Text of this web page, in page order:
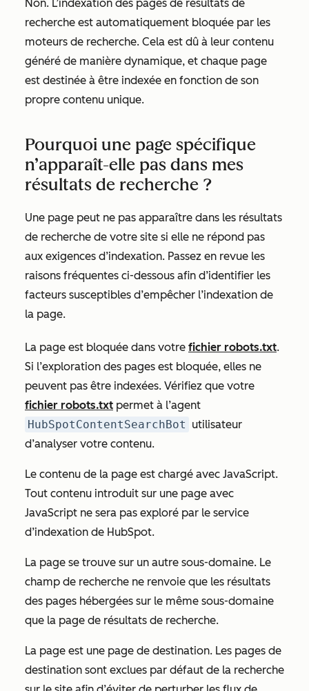
Non. L’indexation des pages de résultats de
recherche est automatiquement bloquée par les
moteurs de recherche. Cela est dû à leur contenu
généré de manière dynamique, et chaque page
est destinée à être indexée en fonction de son
propre contenu unique.
Pourquoi une page spécifique
n’apparaît-elle pas dans mes
résultats de recherche ?
Une page peut ne pas apparaître dans les résultats
de recherche de votre site si elle ne répond pas
aux exigences d’indexation. Passez en revue les
raisons fréquentes ci-dessous afin d’identifier les
facteurs susceptibles d’empêcher l’indexation de
la page.
La page est bloquée dans votre fichier robots.txt.
Si l’exploration des pages est bloquée, elles ne
peuvent pas être indexées. Vérifiez que votre
fichier robots.txt permet à l’agent
HubSpotContentSearchBot utilisateur
d’analyser votre contenu.
Le contenu de la page est chargé avec JavaScript.
Tout contenu introduit sur une page avec
JavaScript ne sera pas exploré par le service
d’indexation de HubSpot.
La page se trouve sur un autre sous-domaine. Le
champ de recherche ne renvoie que les résultats
des pages hébergées sur le même sous-domaine
que la page de résultats de recherche.
La page est une page de destination. Les pages de
destination sont exclues par défaut de la recherche